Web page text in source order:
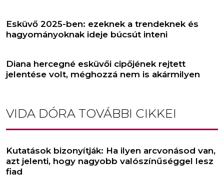
Esküvő 2025-ben: ezeknek a trendeknek és
hagyományoknak ideje búcsút inteni
Diana hercegné esküvői cipőjének rejtett
jelentése volt, méghozzá nem is akármilyen
VIDA DÓRA TOVÁBBI CIKKEI
Kutatások bizonyítják: Ha ilyen arcvonásod van,
azt jelenti, hogy nagyobb valószínűséggel lesz
fiad